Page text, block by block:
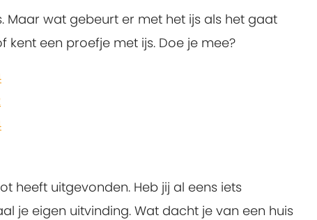
Maar wat gebeurt er met het ijs als het gaat
kent een proefje met ijs. Doe je mee?
heeft uitgevonden. Heb jij al eens iets
je eigen uitvinding. Wat dacht je van een huis